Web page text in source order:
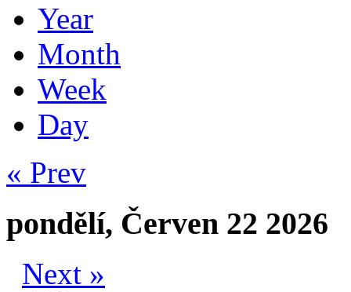
Year
Month
Week
Day
« Prev
pondělí, Červen 22 2026
Next »